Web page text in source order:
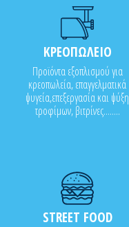
ΚΡΕΟΠΩΛΕΙΟ
Προϊόντα εξοπλισμού για
κρεοπωλεία, επαγγελματικά
ψυγεία,επεξεργασία και ψύξη
τροφίμων, βιτρίνες........
STREET FOOD